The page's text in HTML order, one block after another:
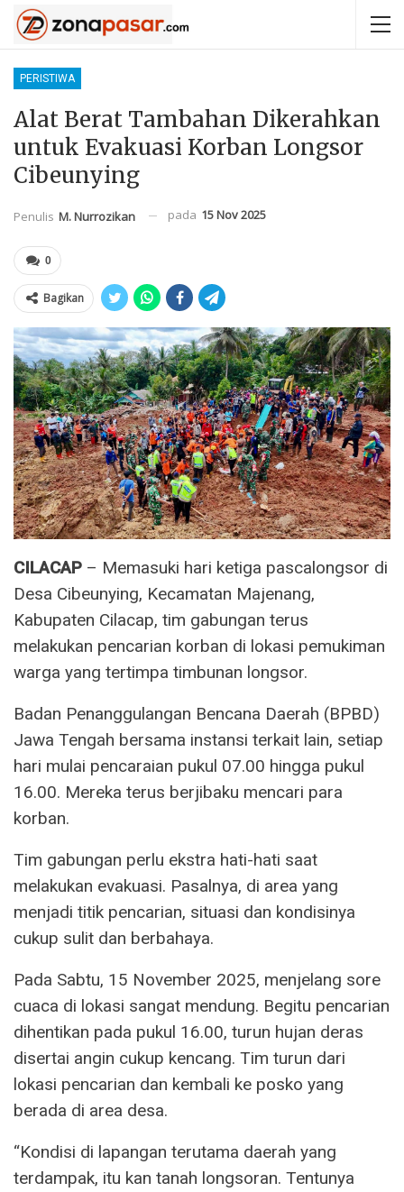
PERISTIWA
Alat Berat Tambahan Dikerahkan
untuk Evakuasi Korban Longsor
Cibeunying
Penulis M. Nurrozikan pada 15 Nov 2025
0
Bagikan
CILACAP – Memasuki hari ketiga pascalongsor di
Desa Cibeunying, Kecamatan Majenang,
Kabupaten Cilacap, tim gabungan terus
melakukan pencarian korban di lokasi pemukiman
warga yang tertimpa timbunan longsor.
Badan Penanggulangan Bencana Daerah (BPBD)
Jawa Tengah bersama instansi terkait lain, setiap
hari mulai pencaraian pukul 07.00 hingga pukul
16.00. Mereka terus berjibaku mencari para
korban.
Tim gabungan perlu ekstra hati-hati saat
melakukan evakuasi. Pasalnya, di area yang
menjadi titik pencarian, situasi dan kondisinya
cukup sulit dan berbahaya.
Pada Sabtu, 15 November 2025, menjelang sore
cuaca di lokasi sangat mendung. Begitu pencarian
dihentikan pada pukul 16.00, turun hujan deras
disertai angin cukup kencang. Tim turun dari
lokasi pencarian dan kembali ke posko yang
berada di area desa.
“Kondisi di lapangan terutama daerah yang
terdampak, itu kan tanah longsoran. Tentunya